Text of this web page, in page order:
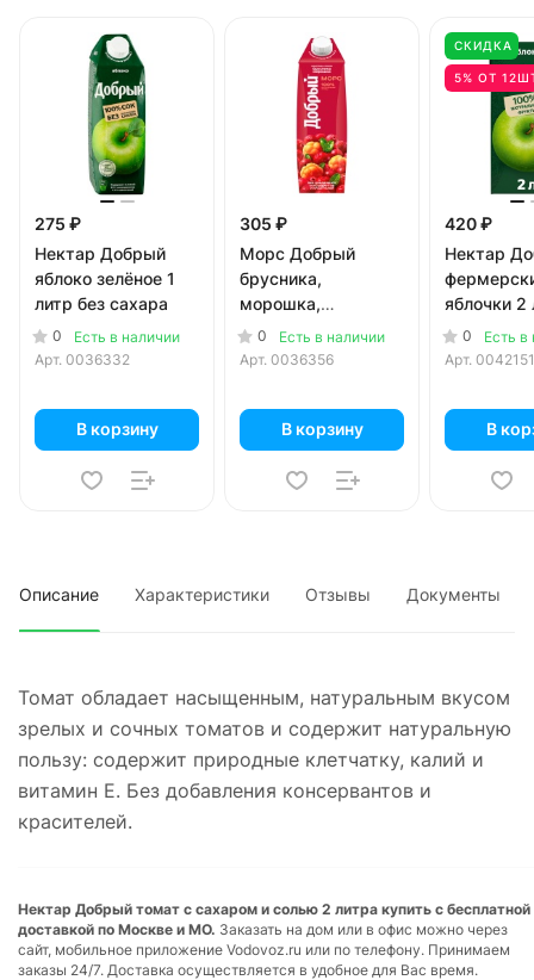
275 ₽
Нектар Добрый
яблоко зелёное 1
литр без сахара
0
Есть в наличии
Арт. 0036332
В корзину
305 ₽
Морс Добрый
брусника,
морошка,
виноград, клюква 1
литр
0
Есть в наличии
Арт. 0036356
В корзину
СКИДКА
5% ОТ
420 ₽
Нектар
яблочки 2
0
Есть в
Арт. 0042151
В
Описание Характеристики Отзывы Документы
Томат обладает насыщенным, натуральным вкусом
зрелых и сочных томатов и содержит натуральную
пользу: содержит природные клетчатку, калий и
витамин Е. Без добавления консервантов и
красителей.
Нектар Добрый томат с сахаром и солью 2 литра купить с бесплатной
доставкой по Москве и МО. Заказать на дом или в офис можно через
сайт, мобильное приложение Vodovoz.ru или по телефону. Принимаем
заказы 24/7. Доставка осуществляется в удобное для Вас время.